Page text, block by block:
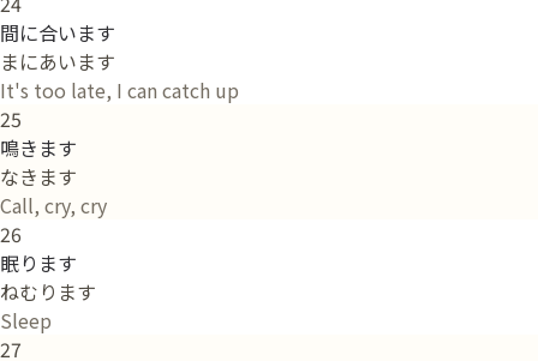
間に合います
まにあいます
It's too late, I can catch up
25
鳴きます
なきます
Call, cry, cry
26
眠ります
ねむります
Sleep
27